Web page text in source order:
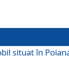
situat în